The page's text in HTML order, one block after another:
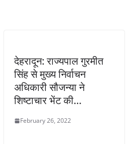
देहरादून: राज्यपाल गुरमीत
सिंह से मुख्य निर्वाचन
अधिकारी सौजन्या ने
शिष्टाचार भेंट की…
February 26, 2022